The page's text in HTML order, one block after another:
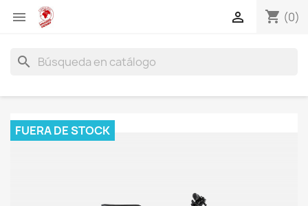
 shopping_cart (0)

search
FUERA DE STOCK